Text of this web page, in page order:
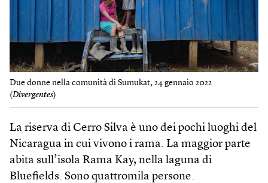
Due donne nella comunità di Sumukat, 24 gennaio 2022
(Divergentes)
La riserva di Cerro Silva è uno dei pochi luoghi del
Nicaragua in cui vivono i rama. La maggior parte
abita sull’isola Rama Kay, nella laguna di
Bluefields. Sono quattromila persone.